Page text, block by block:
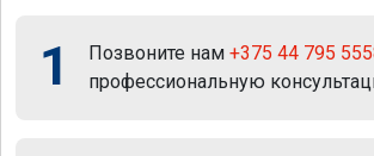
1 Позвоните нам +375 44 795
профессиональную